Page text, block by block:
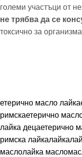
големи участъци от
не трябва да се
токсично за
етерично масло лайка
римскаетерично
лайка децаетерично
римска лайкалайка
маслолайка масло